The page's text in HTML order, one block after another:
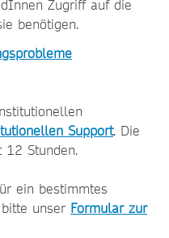
Zugriff auf die
benötigen.
Support. Die
12 Stunden.
ein bestimmtes
unser Formular zur